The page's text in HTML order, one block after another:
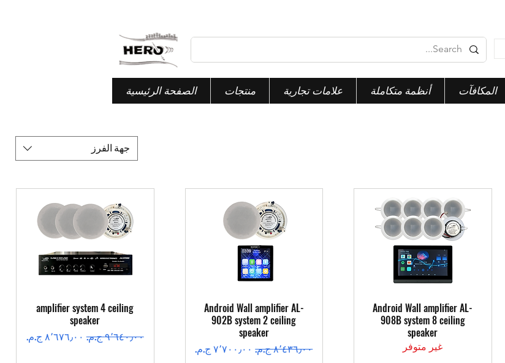
الصفحة الرئيسية منتجات علامات تجارية أنظمة متكاملة المكافآت
جهة الفرز
العرض السريع
Android Wall amplifier AL-
908B system 8 ceiling
speaker
غير متوفر
العرض السريع
Android Wall amplifier AL-
902B system 2 ceiling
speaker
سعر عادي‏٨٬٤٣٦٫٠٠ ج.م.‏ سعر البيع
العرض السريع
amplifier system 4 ceiling
speaker
سعر عادي‏٩٬٦٤٠٫٠٠ ج.م.‏ سعر البيع